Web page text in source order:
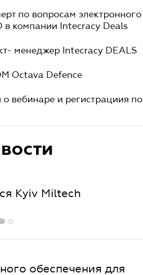
по вопросам электронного
в компании Intecracy Deals
менеджер Intecracy DEALS
Octava Defence
вебинаре и регистрациия по
Kyiv Miltech
0
обеспечения для